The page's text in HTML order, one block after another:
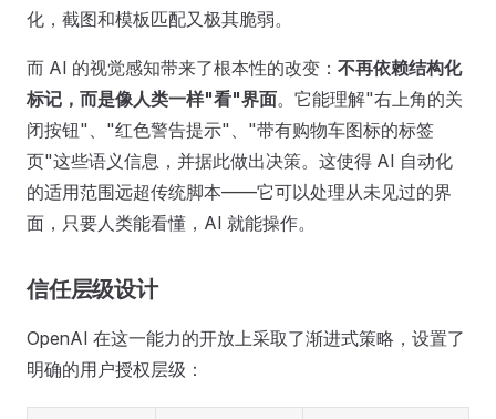
化，截图和模板匹配又极其脆弱。
而 AI 的视觉感知带来了根本性的改变： 不再依赖结构化
标记，而是像人类一样"看"界面。它能理解"右上角的关
闭按钮"、"红色警告提示"、"带有购物车图标的标签
页"这些语义信息，并据此做出决策。这使得 AI 自动化
的适用范围远超传统脚本——它可以处理从未见过的界
面，只要人类能看懂，AI 就能操作。
信任层级设计
OpenAI 在这一能力的开放上采取了渐进式策略，设置了
明确的用户授权层级：